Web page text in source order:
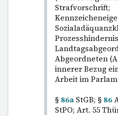
Strafvorschrift;
Abgeordneten
innerer Bezug
Arbeit im
§ 86a StGB; § 86
StPO; Art. 55